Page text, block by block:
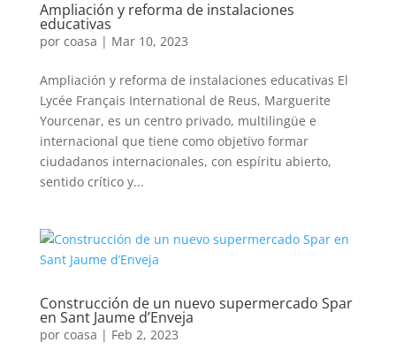
Ampliación y reforma de instalaciones
educativas
por coasa | Mar 10, 2023
Ampliación y reforma de instalaciones educativas El
Lycée Français International de Reus, Marguerite
Yourcenar, es un centro privado, multilingüe e
internacional que tiene como objetivo formar
ciudadanos internacionales, con espíritu abierto,
sentido crítico y...
Construcción de un nuevo supermercado Spar
en Sant Jaume d’Enveja
por coasa | Feb 2, 2023